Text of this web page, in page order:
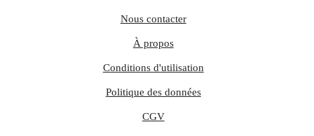
Nous contacter
À propos
Conditions d'utilisation
Politique des données
CGV